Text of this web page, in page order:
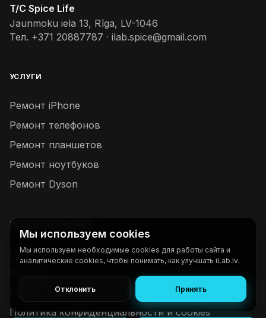
T/C Spice Life
Jaunmoku iela 13, Rīga, LV-1046
Тел. +371 20887787 · ilab.spice@gmail.com
УСЛУГИ
Ремонт iPhone
Ремонт телефонов
Ремонт планшетов
Ремонт ноутбуков
Ремонт Dyson
ПОЛЕЗНЫЕ ССЫЛКИ
О нас
Контакты
Политика конфиденциальности и cookies
Мы используем cookies
Мы используем необходимые cookies для работы сайта и
аналитические cookies, чтобы понимать, как улучшать iLab.lv.
Отклонить Принять